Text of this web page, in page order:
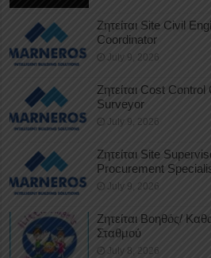
Ζητείται Site Civil
Coordinator
July 9, 2026
Ζητείται Cost
Surveyor
July 9, 2026
Ζητείται Site
Procurement
July 9, 2026
Ζητείται Βοηθός/
Σταθμού
July 8, 2026